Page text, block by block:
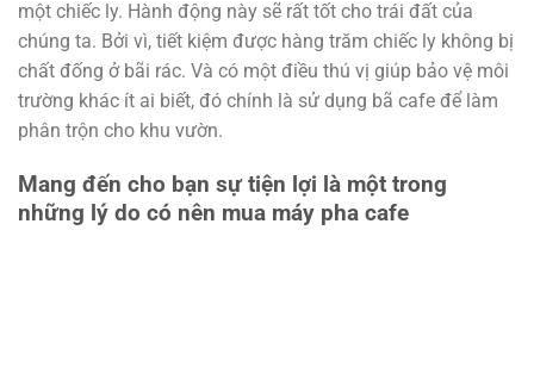
một chiếc ly. Hành động này sẽ rất tốt cho trái đất của
chúng ta. Bởi vì, tiết kiệm được hàng trăm chiếc ly không bị
chất đống ở bãi rác. Và có một điều thú vị giúp bảo vệ môi
trường khác ít ai biết, đó chính là sử dụng bã cafe để làm
phân trộn cho khu vườn.
Mang đến cho bạn sự tiện lợi là một trong
những lý do có nên mua máy pha cafe